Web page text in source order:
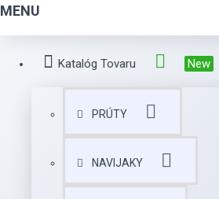
MENU
Katalóg Tovaru New
PRÚTY
NAVIJAKY